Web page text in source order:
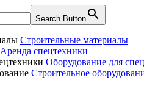
Search Button
Строительные материалы
Аренда спецтехники
Оборудование для
Строительное